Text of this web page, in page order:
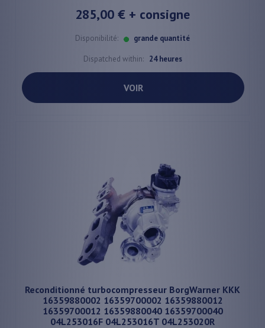
285,00 € + consigne
Disponibilité: grande quantité
Dispatched within: 24 heures
VOIR
Reconditionné turbocompresseur BorgWarner KKK
16359880002 16359700002 16359880012
16359700012 16359880040 16359700040
04L253016F 04L253016T 04L253020R